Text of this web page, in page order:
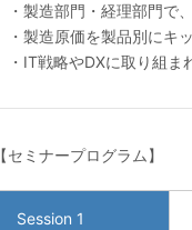
・製造部門・経理部門で
・製造原価を製品別にキ
・IT戦略やDXに取り組ま
【セミナープログラム】
Session 1